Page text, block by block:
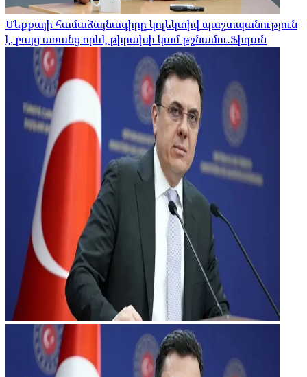
Մեքքայի համաձայնագիրը կոլեկտիվ պաշտպանություն
է, բայց առանց որևէ թիրախի կամ թշնամու.Ֆիդան